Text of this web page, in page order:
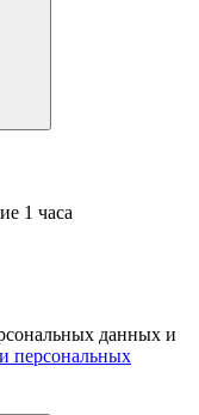
1 часа
данных и
персональных